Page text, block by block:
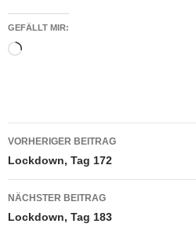
GEFÄLLT MIR:
Wird
Beitragsnavigation
VORHERIGER BEITRAG
Lockdown, Tag 172
NÄCHSTER BEITRAG
Lockdown, Tag 183